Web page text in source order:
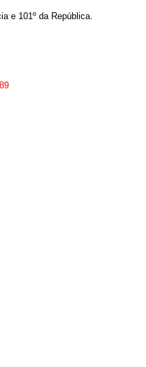
e 101º da República.